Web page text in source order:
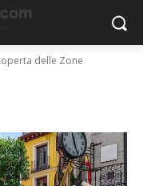
delle Zone